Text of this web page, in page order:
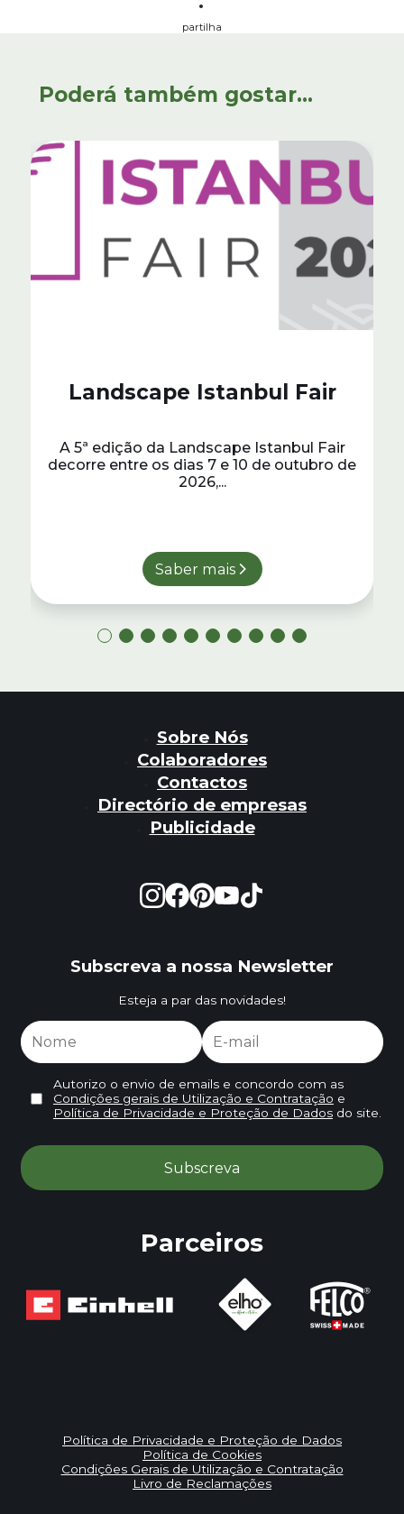
partilha
Poderá também gostar...
Landscape Istanbul Fair
A 5ª edição da Landscape Istanbul Fair
decorre entre os dias 7 e 10 de outubro de
2026,...
Saber mais
Sobre Nós
Colaboradores
Contactos
Directório de empresas
Publicidade
Subscreva a nossa Newsletter
Esteja a par das novidades!
Autorizo o envio de emails e concordo com as
Condições gerais de Utilização e Contratação e
Política de Privacidade e Proteção de Dadosdo site.
Parceiros
Política de Privacidade e Proteção de Dados
Política de Cookies
Condições Gerais de Utilização e Contratação
Livro de Reclamações